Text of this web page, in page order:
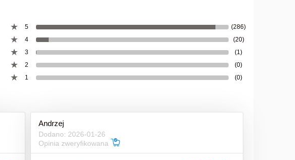
5
(286)
4
(20)
3
(1)
2
(0)
1
(0)
Andrzej
Dodano: 2026-01-26
Opinia zweryfikowana